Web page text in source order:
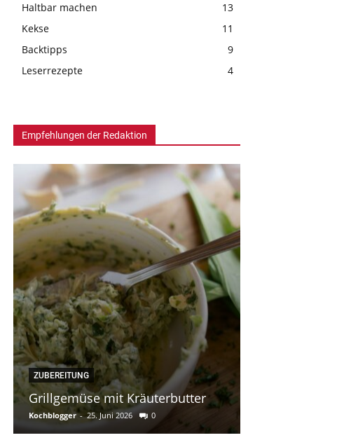
Haltbar machen
13
Kekse
11
Backtipps
9
Leserrezepte
4
Empfehlungen der Redaktion
ZUBEREITUNG
Grillgemüse mit Kräuterbutter
Kochblogger - 25. Juni 2026 0